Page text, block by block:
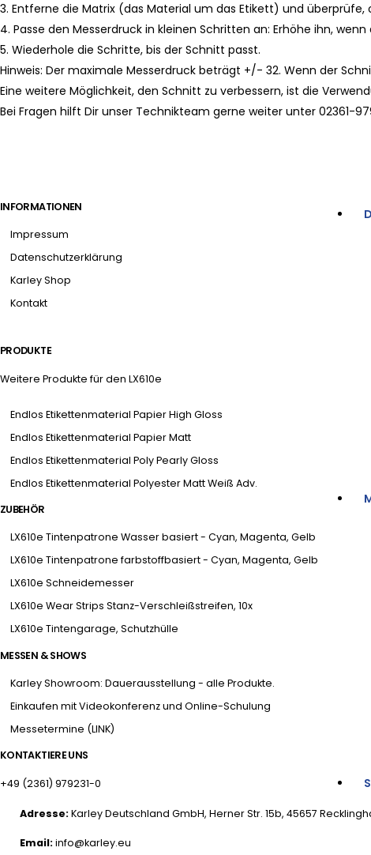
3. Entferne die Matrix (das Material um das Etikett) und
4. Passe den Messerdruck in kleinen Schritten an: Erhöhe ihn,
5. Wiederhole die Schritte, bis der Schnitt passt.
Hinweis: Der maximale Messerdruck beträgt +/- 32. Wenn der
Eine weitere Möglichkeit, den Schnitt zu verbessern, ist die
Bei Fragen hilft Dir unser Technikteam gerne weiter unter 02361-
INFORMATIONEN
Impressum
Datenschutzerklärung
Karley Shop
Kontakt
PRODUKTE
Weitere Produkte für den LX610e
Endlos Etikettenmaterial Papier High Gloss
Endlos Etikettenmaterial Papier Matt
Endlos Etikettenmaterial Poly Pearly Gloss
Endlos Etikettenmaterial Polyester Matt Weiß Adv.
ZUBEHÖR
LX610e Tintenpatrone Wasser basiert - Cyan, Magenta, Gelb
LX610e Tintenpatrone farbstoffbasiert - Cyan, Magenta, Gelb
LX610e Schneidemesser
LX610e Wear Strips Stanz-Verschleißstreifen, 10x
LX610e Tintengarage, Schutzhülle
MESSEN & SHOWS
Karley Showroom: Dauerausstellung - alle Produkte.
Einkaufen mit Videokonferenz und Online-Schulung
Messetermine (LINK)
KONTAKTIERE UNS
+49 (2361) 979231-0
Adresse: Karley Deutschland GmbH, Herner Str. 15b, 45657
Email: info@karley.eu